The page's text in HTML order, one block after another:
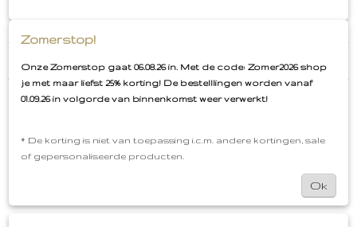
€50,00
Ook interessant
Zomerstop!
Onze Zomerstop gaat 06.08.26 in. Met de code: Zomer2026 shop
je met maar liefst 25% korting! De bestelllingen worden vanaf
01.09.26 in volgorde van binnenkomst weer verwerkt!
* De korting is niet van toepassing i.c.m. andere kortingen, sale
of gepersonaliseerde producten.
Ok